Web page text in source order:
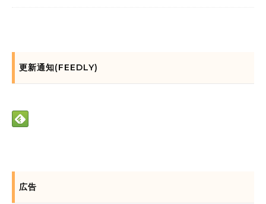
更新通知(FEEDLY)
広告